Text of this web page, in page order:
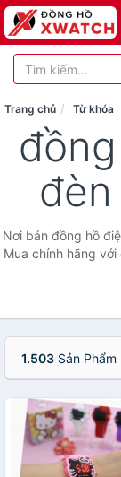
Trang chủ Từ khóa
Nơi bán đồng hồ
Mua chính hãng
1.503 Sản Phẩm